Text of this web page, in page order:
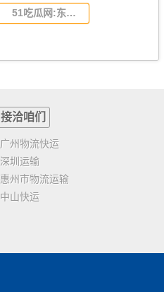
51吃瓜网:东莞到四川省物流专线,东莞到四川省物流公司
接洽咱们
广州物流快运
深圳运输
惠州市物流运输
中山快运